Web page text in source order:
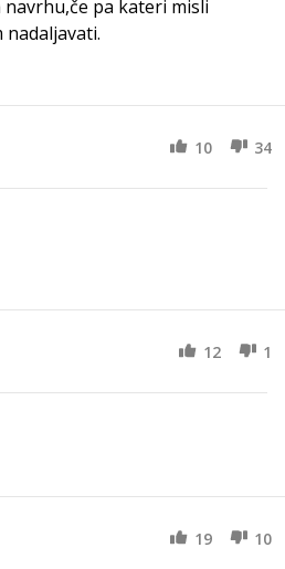
pa kateri misli
nadaljavati.
10 34
12 1
19 10